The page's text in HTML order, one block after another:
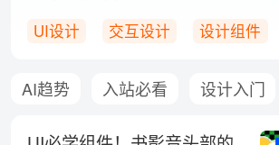
UI设计
交互设计 设计组件
AI趋势 入站必看 设计入门